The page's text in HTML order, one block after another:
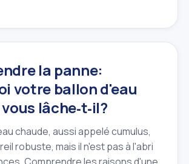
la panne:
votre ballon d'eau
lâche‑t‑il?
chaude, aussi appelé cumulus,
robuste, mais il n'est pas à l'abri